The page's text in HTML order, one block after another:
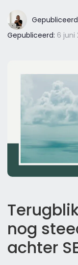
Gepubliceerd: 6 juni
nog
achter